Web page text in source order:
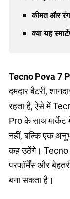
कीमत और
क्या यह
Tecno Pova 7
दमदार बैटरी,
रहता है, ऐसे में
Pro के साथ
नहीं, बल्कि एक
कह उठेंगे। Tecno
परफॉर्मेंस और
बना सकता है।